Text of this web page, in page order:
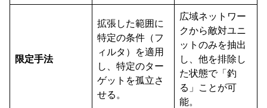
限定手法
拡張した範囲に
特定の条件（フ
ィルタ）を適用
し、特定のター
ゲットを孤立さ
せる。
広域ネットワー
クから敵対ユニ
ットのみを抽出
し、他を排除し
た状態で「釣
る」ことが可
能。